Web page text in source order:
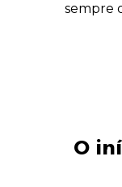
sempre
O